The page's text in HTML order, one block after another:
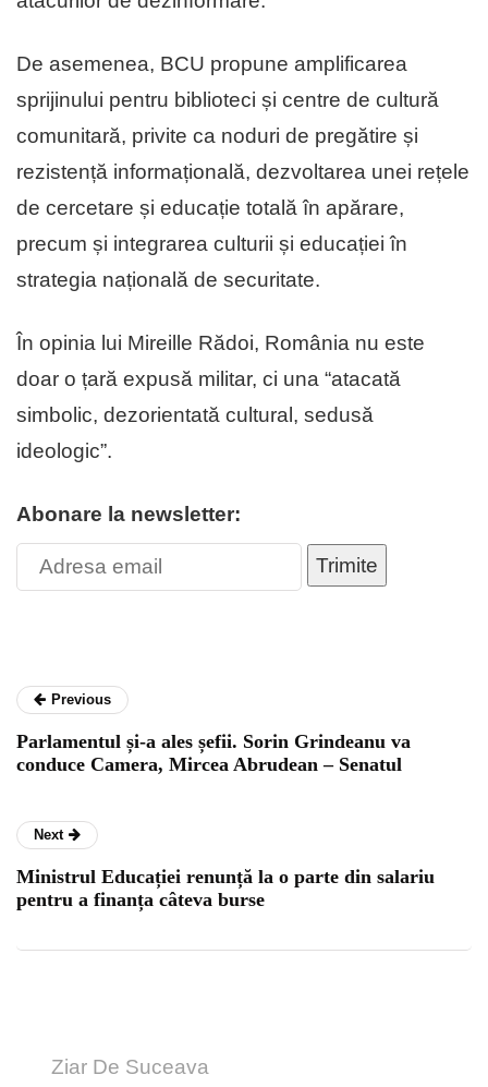
De asemenea, BCU propune amplificarea
sprijinului pentru biblioteci și centre de cultură
comunitară, privite ca noduri de pregătire și
rezistență informațională, dezvoltarea unei rețele
de cercetare și educație totală în apărare,
precum și integrarea culturii și educației în
strategia națională de securitate.
În opinia lui Mireille Rădoi, România nu este
doar o țară expusă militar, ci una “atacată
simbolic, dezorientată cultural, sedusă
ideologic”.
Abonare la newsletter:
Trimite
Previous
Parlamentul și-a ales șefii. Sorin Grindeanu va
conduce Camera, Mircea Abrudean – Senatul
Next
Ministrul Educației renunță la o parte din salariu
pentru a finanța câteva burse
Ziar De Suceava